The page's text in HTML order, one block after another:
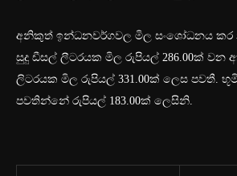
අනිකුත් ඉන්ධනවර්ගවල මිල සංශෝධනය කර
සුදු ඩීසල් ලීටරයක මිල රුපියල් 286.00ක් වන
ලිටරයක මිල රුපියල් 331.00ක් ලෙස පවතී.
පවතින්නේ රුපියල් 183.00ක් ලෙසිනි.